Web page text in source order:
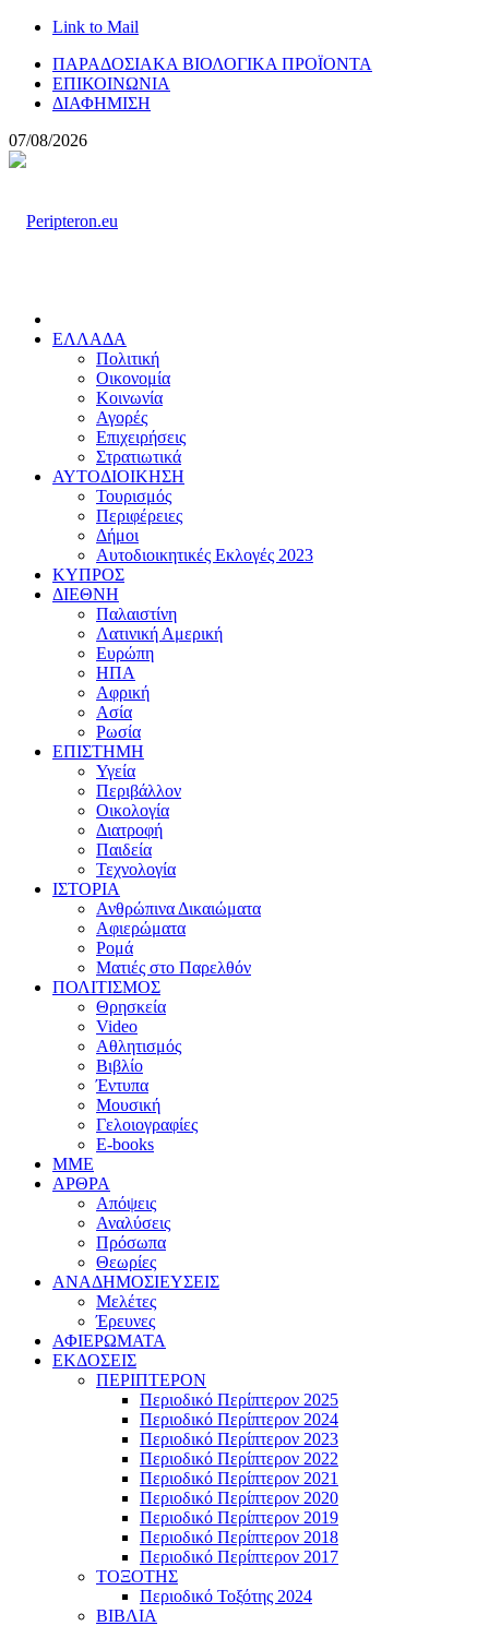
Link to Mail
ΠΑΡΑΔΟΣΙΑΚΑ ΒΙΟΛΟΓΙΚΑ ΠΡΟΪΟΝΤΑ
ΕΠΙΚΟΙΝΩΝΙΑ
ΔΙΑΦΗΜΙΣΗ
07/08/2026
ΕΛΛΑΔΑ
Πολιτική
Οικονομία
Κοινωνία
Αγορές
Επιχειρήσεις
Στρατιωτικά
ΑΥΤΟΔΙΟΙΚΗΣΗ
Τουρισμός
Περιφέρειες
Δήμοι
Αυτοδιοικητικές Εκλογές 2023
ΚΥΠΡΟΣ
ΔΙΕΘΝΗ
Παλαιστίνη
Λατινική Αμερική
Ευρώπη
ΗΠΑ
Αφρική
Ασία
Ρωσία
ΕΠΙΣΤΗΜΗ
Υγεία
Περιβάλλον
Οικολογία
Διατροφή
Παιδεία
Τεχνολογία
ΙΣΤΟΡΙΑ
Ανθρώπινα Δικαιώματα
Αφιερώματα
Ρομά
Ματιές στο Παρελθόν
ΠΟΛΙΤΙΣΜΟΣ
Θρησκεία
Video
Αθλητισμός
Βιβλίο
Έντυπα
Μουσική
Γελοιογραφίες
E-books
MME
ΑΡΘΡΑ
Απόψεις
Αναλύσεις
Πρόσωπα
Θεωρίες
ΑΝΑΔΗΜΟΣΙΕΥΣΕΙΣ
Μελέτες
Έρευνες
ΑΦΙΕΡΩΜΑΤΑ
ΕΚΔΟΣΕΙΣ
ΠΕΡΙΠΤΕΡΟΝ
Περιοδικό Περίπτερον 2025
Περιοδικό Περίπτερον 2024
Περιοδικό Περίπτερον 2023
Περιοδικό Περίπτερον 2022
Περιοδικό Περίπτερον 2021
Περιοδικό Περίπτερον 2020
Περιοδικό Περίπτερον 2019
Περιοδικό Περίπτερον 2018
Περιοδικό Περίπτερον 2017
ΤΟΞΟΤΗΣ
Περιοδικό Τοξότης 2024
ΒΙΒΛΙΑ